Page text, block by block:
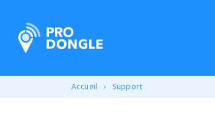
ProDongle Géolocalisation
Accueil Support